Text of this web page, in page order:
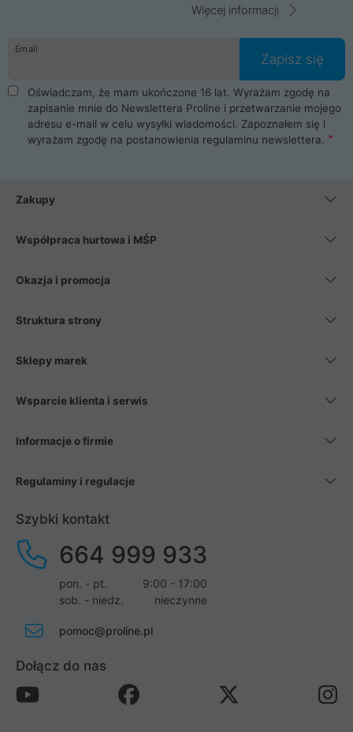
komunikacja ze sklepem komputerowym ProLine jest
danych osobowych. Dlatego zakup notebooka albo laptopa w
ProLine to czysta przyjemność i pełne bezpieczeństwo.
Zaopatrzysz się u nas w akcesoria i części komputerowe
takie jak procesory, karty graficzne, płyty główne, pamięci,
dyski SSD, M.2 oraz HDD. Nasi pracownicy pomogą Ci wybrać
najlepszy zasilacz komputerowy oraz obudowę do komputera.
Poza komputerami mamy również najlepsze na rynku
Smartfony takich producentów jak Xiaomi, Apple, Samsung i
wentylatory. Na koniec mając już to wszystko, możesz
Więcej informacji
Email
Zapisz się
Oświadczam, że mam ukończone 16 lat. Wyrażam zgodę na
zapisanie mnie do Newslettera Proline i przetwarzanie mojego
adresu e-mail w celu wysyłki wiadomości. Zapoznałem się i
wyrażam zgodę na postanowienia regulaminu newslettera.
Zakupy
Współpraca hurtowa i MŚP
Okazja i promocja
Struktura strony
Sklepy marek
Wsparcie klienta i serwis
Informacje o firmie
Regulaminy i regulacje
Szybki kontakt
664 999 933
pon. - pt.
9:00 - 17:00
sob. - niedz.
nieczynne
pomoc@proline.pl
Dołącz do nas